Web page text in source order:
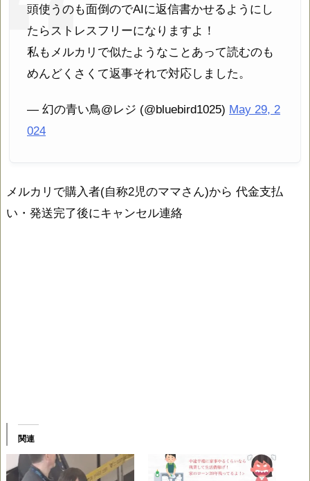
頭使うのも面倒のでAIに返信書かせるようにし
たらストレスフリーになりますよ！
私もメルカリで似たようなことあって読むのも
めんどくさくて返事それで対応しました。
— 幻の青い鳥@レジ (@bluebird1025) May 29, 2
024
メルカリで購入者(自称2児のママさん)から 代金支払
い・発送完了後にキャンセル連絡
関連